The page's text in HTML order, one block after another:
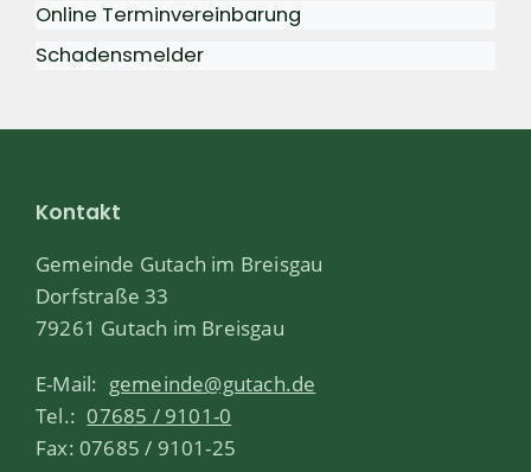
Online Terminvereinbarung
Schadensmelder
Kontakt
Gemeinde Gutach im Breisgau
Dorfstraße 33
79261 Gutach im Breisgau
E-Mail: gemeinde@gutach.de
Tel.: 07685 / 9101-0
Fax: 07685 / 9101-25